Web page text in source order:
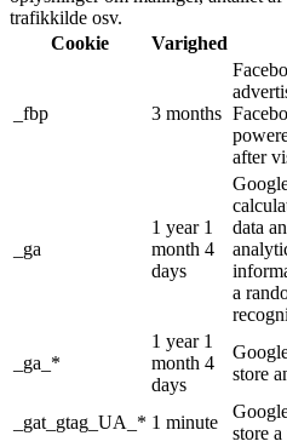
trafikkilde osv.
Cookie
Varighed
_fbp 3 months
after
_ga
1 year 1
month 4
days
data
a
_ga_*
1 year 1
month 4
days
store
_gat_gtag_UA_* 1 minute
store